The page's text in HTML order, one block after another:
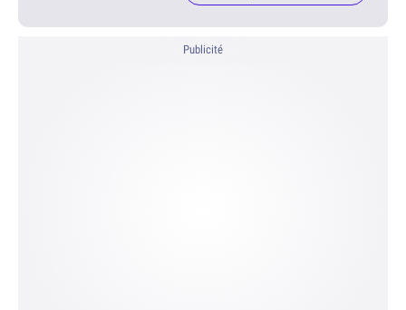
Publicité